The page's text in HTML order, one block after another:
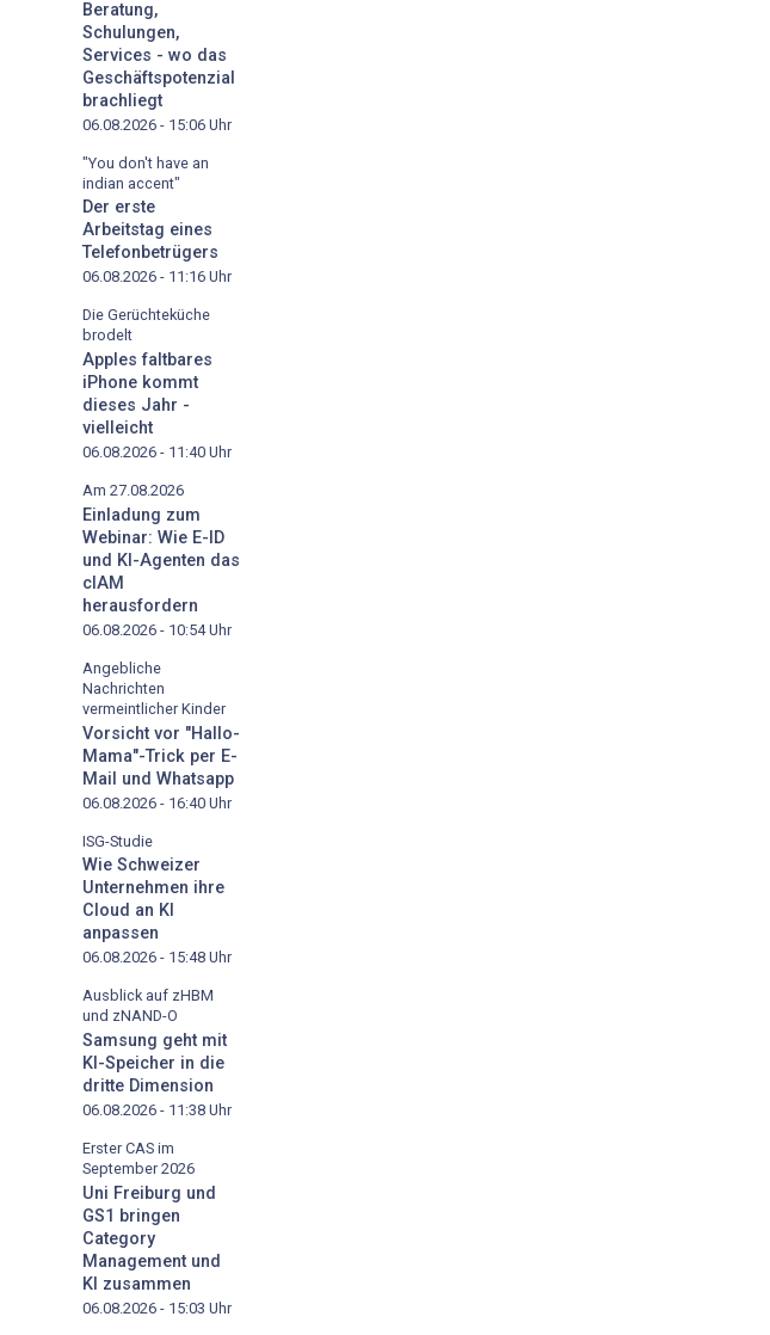
Beratung,
Schulungen,
Services - wo das
Geschäftspotenzial
brachliegt
06.08.2026 - 15:06 Uhr
"You don't have an
indian accent"
Der erste
Arbeitstag eines
Telefonbetrügers
06.08.2026 - 11:16 Uhr
Die Gerüchteküche
brodelt
Apples faltbares
iPhone kommt
dieses Jahr -
vielleicht
06.08.2026 - 11:40 Uhr
Am 27.08.2026
Einladung zum
Webinar: Wie E-ID
und KI-Agenten das
cIAM
herausfordern
06.08.2026 - 10:54Uhr
Angebliche
Nachrichten
vermeintlicher Kinder
Vorsicht vor "Hallo-
Mama"-Trick per E-
Mail und Whatsapp
06.08.2026 - 16:40 Uhr
ISG-Studie
Wie Schweizer
Unternehmen ihre
Cloud an KI
anpassen
06.08.2026 - 15:48 Uhr
Ausblick auf zHBM
und zNAND-O
Samsung geht mit
KI-Speicher in die
dritte Dimension
06.08.2026 - 11:38 Uhr
Erster CAS im
September 2026
Uni Freiburg und
GS1 bringen
Category
Management und
KI zusammen
06.08.2026 - 15:03 Uhr